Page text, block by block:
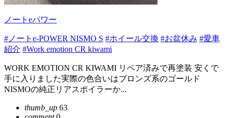
ノートeパワー
#ノートe-POWER NISMO S #ホイール交換 #お盆休み #愛車
紹介 #Work emotion CR kiwami
WORK EMOTION CR KIWAMI リペア済みで再塗装 安くで
手に入りました実際の色合いはブロンズ系のゴールド
NISMOの純正リアスポイラーか...
thumb_up 63